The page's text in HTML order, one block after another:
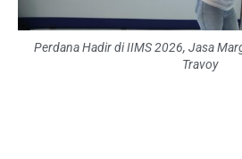
Perdana Hadir di IIMS 2026, Jasa
Travoy